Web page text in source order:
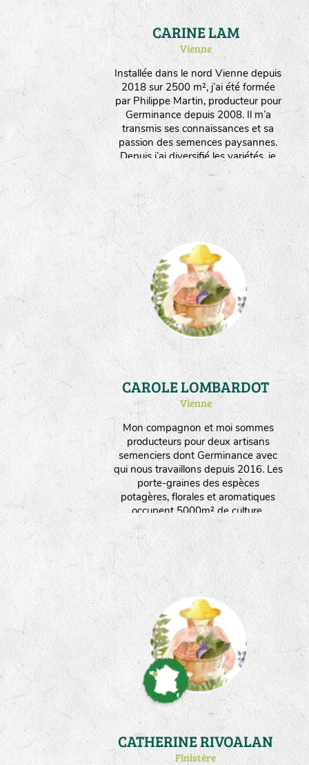
Installée dans le nord Vienne depuis
2018 sur 2500 m², j’ai été formée
par Philippe Martin, producteur pour
Germinance depuis 2008. Il m’a
transmis ses connaissances et sa
passion des semences paysannes.
Depuis j’ai diversifié les variétés, je
multiplie des plantes potagères, des
aromatiques et médicinales, des
fleurs. Je travaille manuellement et
interviens le moins possible sur les
plantes pour favoriser leur rusticité et
leur adaptation. Je produits
également des plants issus de ces
semences. J’aime l’infinie poésie par
laquelle la nature se réinvente à
travers les graines !
CARINE LAM
Vienne
Mon compagnon et moi sommes
producteurs pour deux artisans
semenciers dont Germinance avec
qui nous travaillons depuis 2016. Les
porte-graines des espèces
potagères, florales et aromatiques
occupent 5000m² de culture.
Instalée en plaine céréalière
valonnée et semi boisée, la ferme
produit aussi des céréales et du
fourrage. Nous orientons nos choix
vers un maximum d'espèces
produites en culture sèche.
CAROLE LOMBARDOT
Vienne
CATHERINE RIVOALAN
Finistère